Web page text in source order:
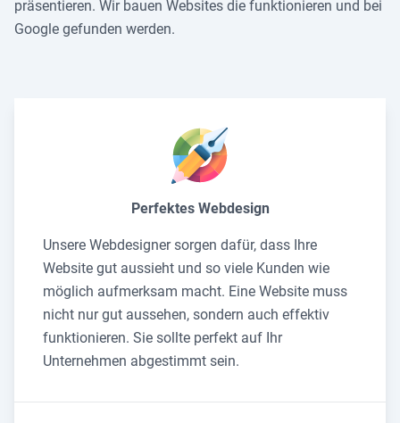
präsentieren. Wir bauen Websites die funktionieren und bei
Google gefunden werden.
Perfektes Webdesign
Unsere Webdesigner sorgen dafür, dass Ihre
Website gut aussieht und so viele Kunden wie
möglich aufmerksam macht. Eine Website muss
nicht nur gut aussehen, sondern auch effektiv
funktionieren. Sie sollte perfekt auf Ihr
Unternehmen abgestimmt sein.